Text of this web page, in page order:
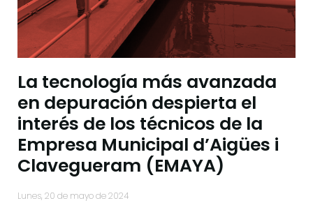
La tecnología más avanzada
en depuración despierta el
interés de los técnicos de la
Empresa Municipal d’Aigües i
Clavegueram (EMAYA)
lunes, 20 de mayo de 2024